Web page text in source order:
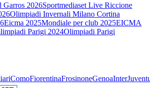
Garros 2026Sportmediaset Live Riccione
Olimpiadi Invernali Milano Cortina
Eicma 2025Mondiale per club 2025EICMA
Parigi 2024Olimpiadi Parigi
ComoFiorentinaFrosinoneGenoaInter